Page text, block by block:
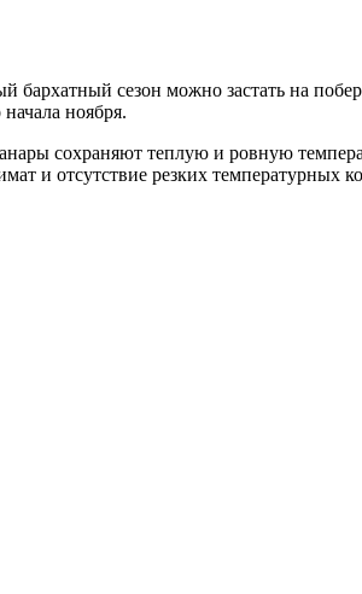
сезон можно застать на
ноября.
сохраняют теплую и ровную
и отсутствие резких температурных